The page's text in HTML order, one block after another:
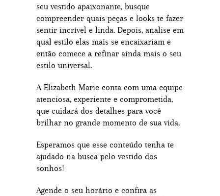
seu vestido apaixonante, busque
compreender quais peças e looks te fazer
sentir incrível e linda. Depois, analise em
qual estilo elas mais se encaixariam e
então comece a refinar ainda mais o seu
estilo universal.
A Elizabeth Marie conta com uma equipe
atenciosa, experiente e comprometida,
que cuidará dos detalhes para você
brilhar no grande momento de sua vida.
Esperamos que esse conteúdo tenha te
ajudado na busca pelo vestido dos
sonhos!
Agende o seu horário e confira as